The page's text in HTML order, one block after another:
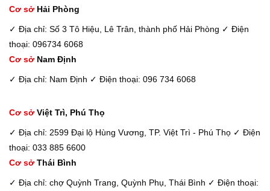
Cơ sở Hải Phòng
✓ Địa chỉ: Số 3 Tô Hiệu, Lê Trân, thành phố Hải Phòng ✓ Điện
thoại: 096734 6068
Cơ sở Nam Định
✓ Địa chỉ: Nam Định ✓ Điện thoại: 096 734 6068
Cơ sở Việt Trì, Phú Thọ
✓ Địa chỉ: 2599 Đại lộ Hùng Vương, TP. Việt Trì - Phú Thọ ✓ Điện
thoại: 033 885 6600
Cơ sở Thái Bình
✓ Địa chỉ: chợ Quỳnh Trang, Quỳnh Phụ, Thái Bình ✓ Điện thoại: